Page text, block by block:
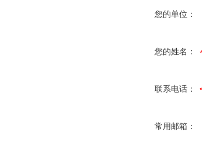
您的单位：
您的姓名：
联系电话：
常用邮箱：